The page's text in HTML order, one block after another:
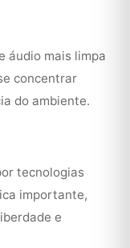
áudio mais limpa
concentrar
do ambiente.
tecnologias
importante,
e